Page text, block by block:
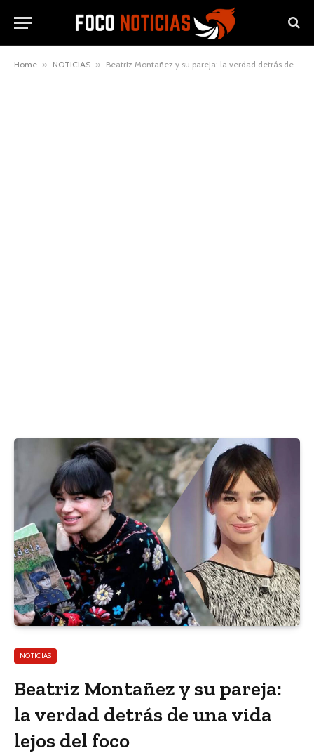
Home » NOTICIAS » Beatriz Montañez y su pareja: la verdad detrás de una vida lejos del foco
NOTICIAS
Beatriz Montañez y su pareja:
la verdad detrás de una vida
lejos del foco